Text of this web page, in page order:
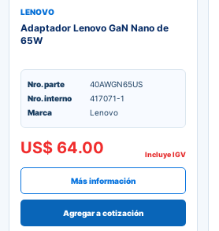
LENOVO
Adaptador Lenovo GaN Nano de
65W
Nro. parte
40AWGN65US
Nro. interno
417071-1
Marca
Lenovo
US$ 64.00 Incluye IGV
Más información
Agregar a cotización